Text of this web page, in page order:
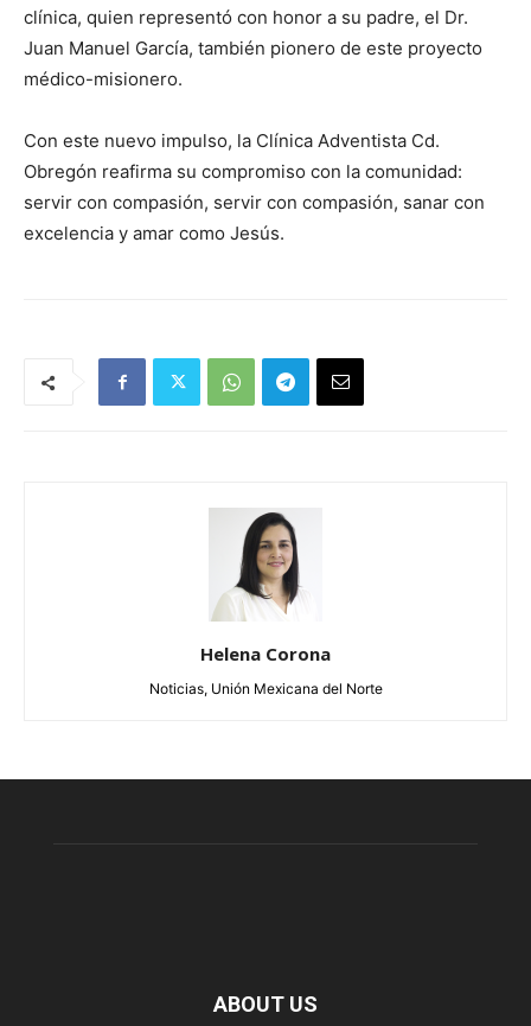
clínica, quien representó con honor a su padre, el Dr.
Juan Manuel García, también pionero de este proyecto
médico-misionero.
Con este nuevo impulso, la Clínica Adventista Cd.
Obregón reafirma su compromiso con la comunidad:
servir con compasión, servir con compasión, sanar con
excelencia y amar como Jesús.
Helena Corona
Noticias, Unión Mexicana del Norte
ABOUT US